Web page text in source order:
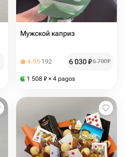
Мужской каприз
4.95 192 6 030₽6 700₽
1 508 ₽ × 4 pagos